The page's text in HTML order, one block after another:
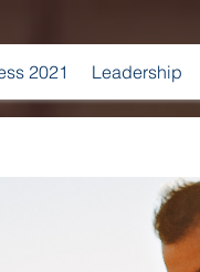
2021 Leadership